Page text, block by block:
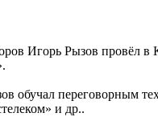
Игорь Рызов провёл в
обучал переговорным
и др..